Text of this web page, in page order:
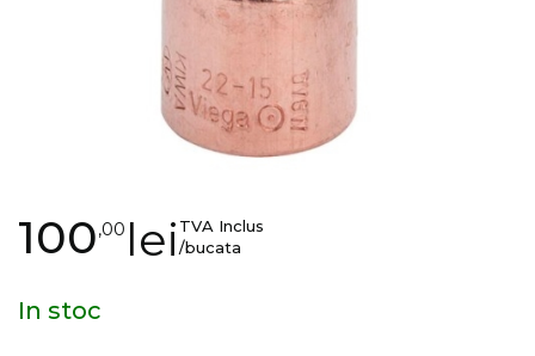
Skip
beginning
100,00 leiTVA Inclus
/bucata
In stoc